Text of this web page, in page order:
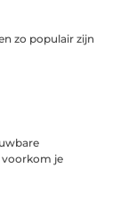
zo populair zijn
voorkom je